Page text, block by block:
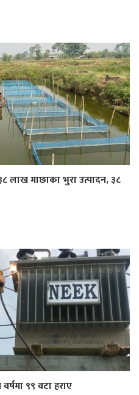
लाख माछाका भुरा उत्पादन, ३८
९९ वटा हराए